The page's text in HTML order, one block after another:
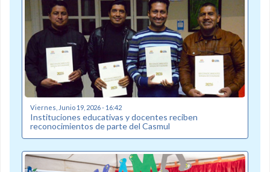
Viernes, Junio 19, 2026 - 16:42
Instituciones educativas y docentes reciben
reconocimientos de parte del Casmul